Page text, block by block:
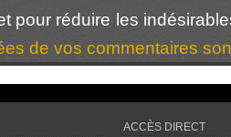
pour réduire les
de vos commentaires
ACCÈS DIRECT